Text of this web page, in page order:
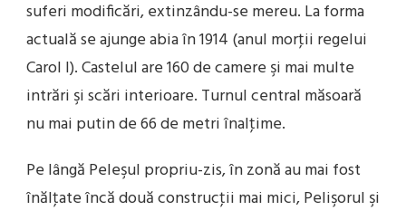
suferi modificări, extinzându-se mereu. La forma
actuală se ajunge abia în 1914 (anul morţii regelui
Carol I). Castelul are 160 de camere şi mai multe
intrări şi scări interioare. Turnul central măsoară
nu mai putin de 66 de metri înalţime.
Pe lângă Peleşul propriu-zis, în zonă au mai fost
înălţate încă două construcţii mai mici, Pelişorul şi